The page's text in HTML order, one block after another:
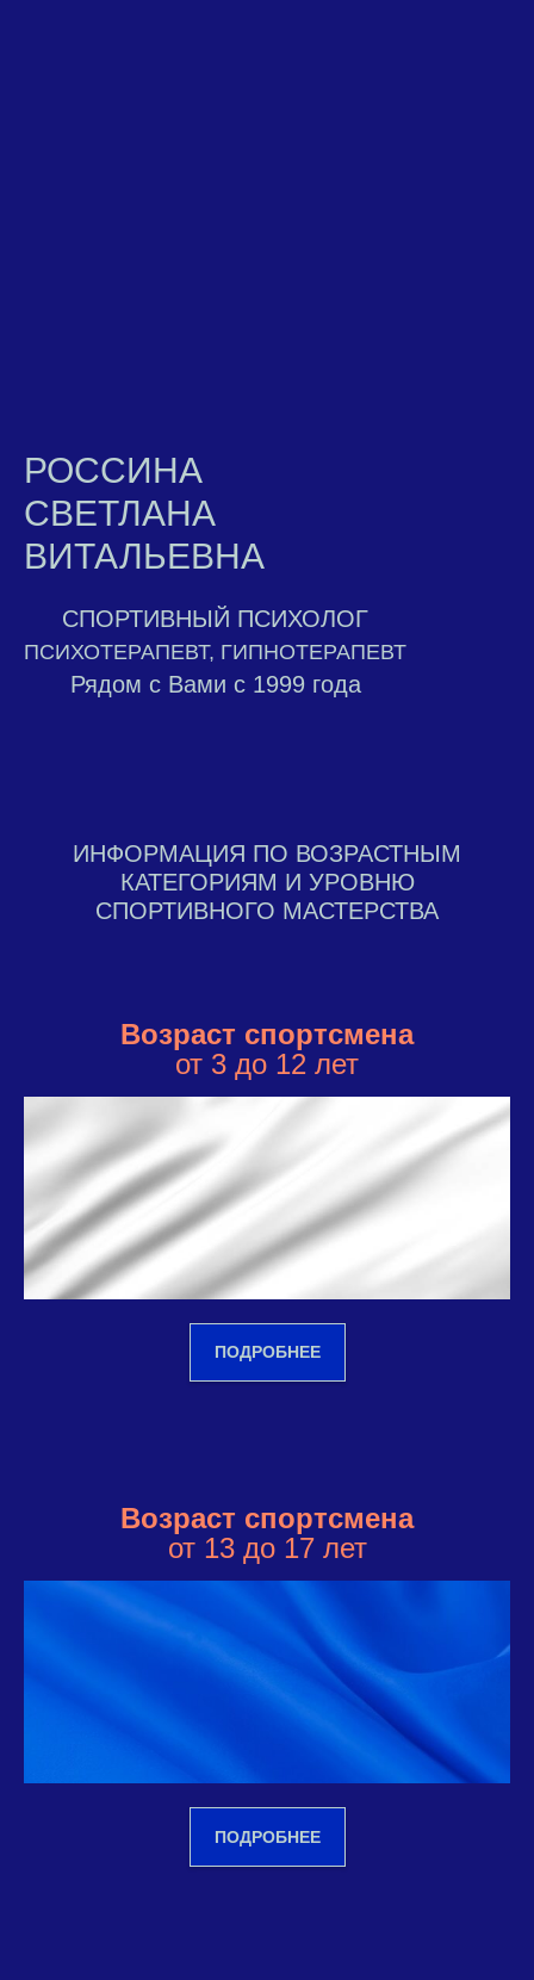
РОССИНА
СВЕТЛАНА
ВИТАЛЬЕВНА
СПОРТИВНЫЙ ПСИХОЛОГ
ПСИХОТЕРАПЕВТ, ГИПНОТЕРАПЕВТ
Рядом с Вами с 1999 года
ИНФОРМАЦИЯ ПО ВОЗРАСТНЫМ
КАТЕГОРИЯМ И УРОВНЮ
СПОРТИВНОГО МАСТЕРСТВА
Возраст спортсмена
от 3 до 12 лет
ПОДРОБНЕЕ
Возраст спортсмена
от 13 до 17 лет
ПОДРОБНЕЕ